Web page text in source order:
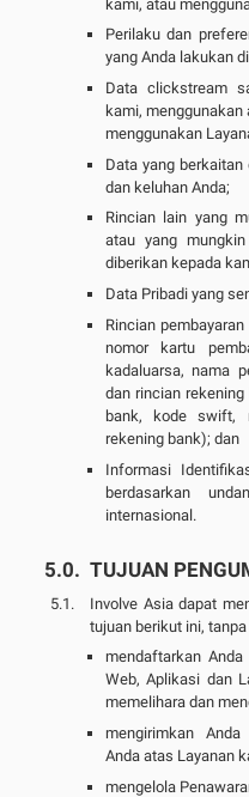
kami, atau
Perilaku dan
yang Anda lakukan
Data clickstream
kami,
menggunakan
Data yang
dan keluhan Anda;
Rincian lain yang
atau yang
diberikan kepada
Data Pribadi yang
Rincian
nomor kartu
kadaluarsa, nama
dan rincian
bank, kode swift,
rekening bank); dan
Informasi
berdasarkan
internasional.
TUJUAN
Involve Asia dapat
tujuan berikut ini,
mendaftarkan
Web, Aplikasi dan
memelihara dan
mengirimkan
Anda atas Layanan
mengelola